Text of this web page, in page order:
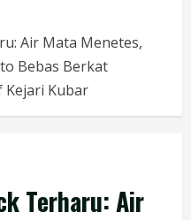
Air Mata Menetes,
Bebas Berkat
Kejari Kubar
Terharu: Air